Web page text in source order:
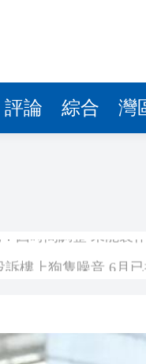
評論 綜合 灣
行